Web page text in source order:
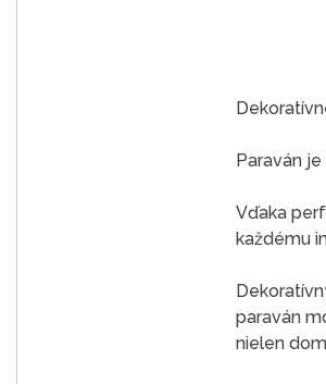
Paraván
Vďaka
každému
paraván
nielen